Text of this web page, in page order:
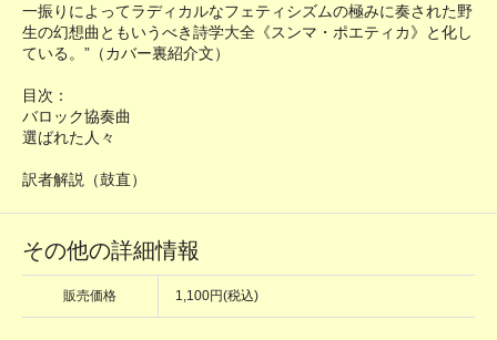
一振りによってラディカルなフェティシズムの極みに奏された野
生の幻想曲ともいうべき詩学大全《スンマ・ポエティカ》と化し
ている。”（カバー裏紹介文）
目次：
バロック協奏曲
選ばれた人々
訳者解説（鼓直）
その他の詳細情報
販売価格 1,100円(税込)